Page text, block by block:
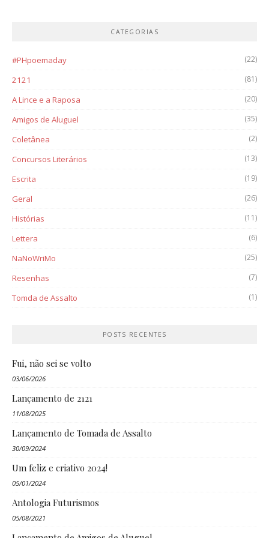
CATEGORIAS
#PHpoemaday (22)
2121 (81)
A Lince e a Raposa (20)
Amigos de Aluguel (35)
Coletânea (2)
Concursos Literários (13)
Escrita (19)
Geral (26)
Histórias (11)
Lettera (6)
NaNoWriMo (25)
Resenhas (7)
Tomda de Assalto (1)
POSTS RECENTES
Fui, não sei se volto
03/06/2026
Lançamento de 2121
11/08/2025
Lançamento de Tomada de Assalto
30/09/2024
Um feliz e criativo 2024!
05/01/2024
Antologia Futurismos
05/08/2021